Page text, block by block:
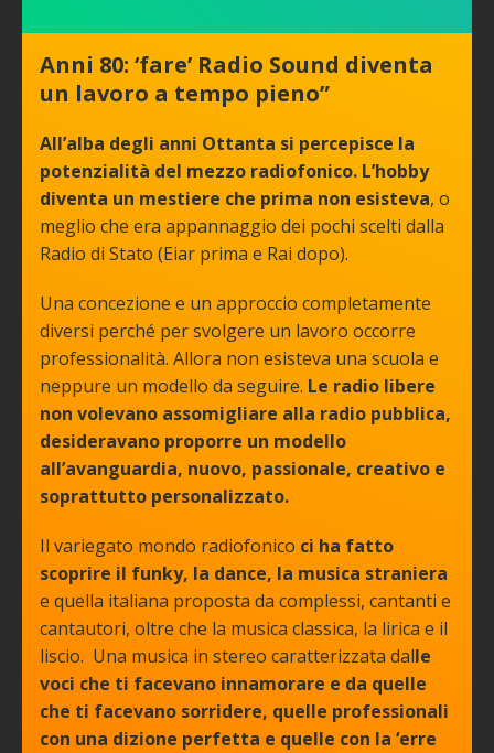
Anni 80: ‘fare’ Radio Sound diventa
un lavoro a tempo pieno”
All’alba degli anni Ottanta si percepisce la
potenzialità del mezzo radiofonico. L’hobby
diventa un mestiere che prima non esisteva, o
meglio che era appannaggio dei pochi scelti dalla
Radio di Stato (Eiar prima e Rai dopo).
Una concezione e un approccio completamente
diversi perché per svolgere un lavoro occorre
professionalità. Allora non esisteva una scuola e
neppure un modello da seguire. Le radio libere
non volevano assomigliare alla radio pubblica,
desideravano proporre un modello
all’avanguardia, nuovo, passionale, creativo e
soprattutto personalizzato.
Il variegato mondo radiofonico ci ha fatto
scoprire il funky, la dance, la musica straniera
e quella italiana proposta da complessi, cantanti e
cantautori, oltre che la musica classica, la lirica e il
liscio. Una musica in stereo caratterizzata dalle
voci che ti facevano innamorare e da quelle
che ti facevano sorridere, quelle professionali
con una dizione perfetta e quelle con la ‘erre